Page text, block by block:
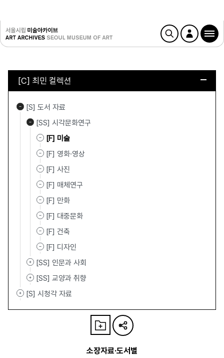
[C] 최민 컬렉션
[S] 도서 자료
[SS] 시각문화연구
[F] 미술
[F] 영화·영상
[F] 사진
[F] 매체연구
[F] 만화
[F] 대중문화
[F] 건축
[F] 디자인
[SS] 인문과 사회
[SS] 교양과 취향
[S] 시청각 자료
소장자료·도서별